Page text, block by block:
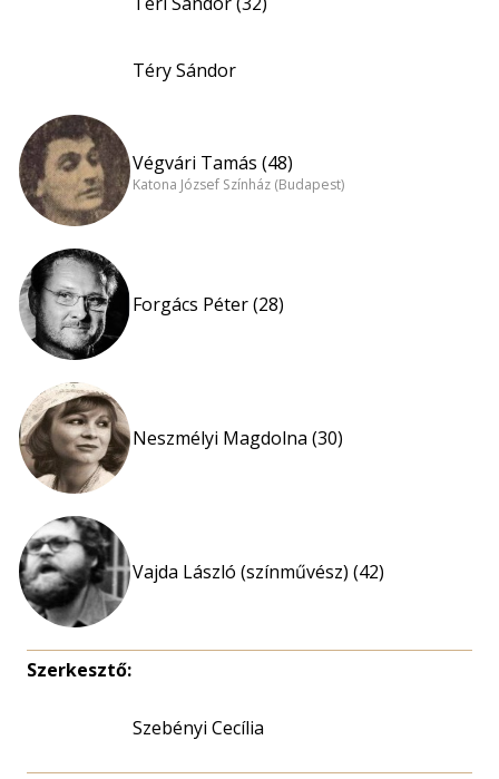
Téry Sándor
Végvári Tamás (48)
Katona József Színház (Budapest)
Forgács Péter (28)
Neszmélyi Magdolna (30)
Vajda László (színművész) (42)
Szerkesztő:
Szebényi Cecília